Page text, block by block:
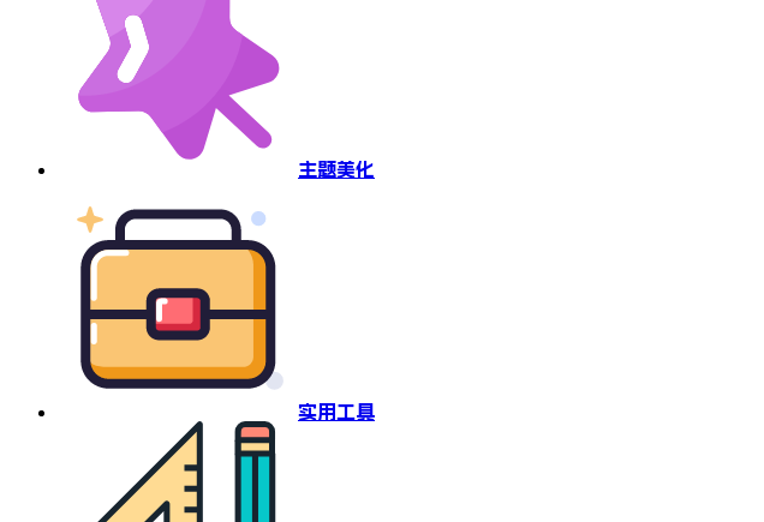
主题美化
实用工具